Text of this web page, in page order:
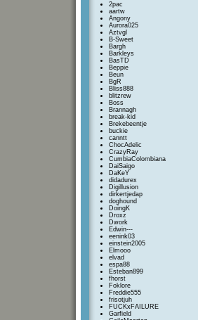
2pac
aartw
Angony
Aurora025
Aztvgl
B-Sweet
Bargh
Barkleys
BasTD
Beppie
Beun
BgR
Bliss888
blitzrew
Boss
Brannagh
break-kid
Brekebeentje
buckie
canntt
ChocAdelic
CrazyRay
CumbiaColombiana
DaiSaigo
DaKeY
didadurex
Digillusion
dirkertjedap
doghound
DoingK
Droxz
Dwork
Edwin---
eenink03
einstein2005
Elmooo
elvad
espa88
Esteban899
fhorst
Foklore
Freddie555
frisotjuh
FUCKxFAILURE
Garfield